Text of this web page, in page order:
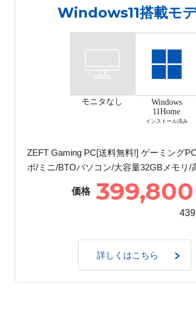
Windows11搭載モ
モニタなし
Windows
11Home
インストール済み
ZEFT Gaming PC[送料無料!] ゲーミング
ボ/ミニ/BTOパソコン/大容量32GBメモリ/
価格 399,800
詳しくはこちら